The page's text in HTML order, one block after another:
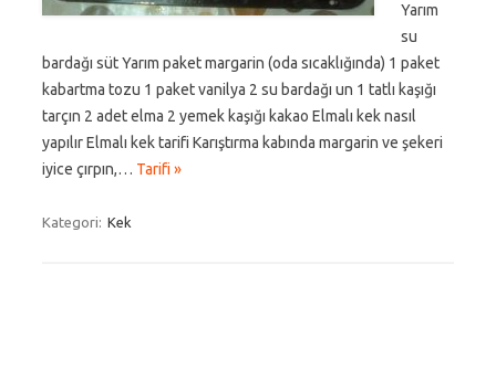
Yarım
su
bardağı süt Yarım paket margarin (oda sıcaklığında) 1 paket
kabartma tozu 1 paket vanilya 2 su bardağı un 1 tatlı kaşığı
tarçın 2 adet elma 2 yemek kaşığı kakao Elmalı kek nasıl
yapılır Elmalı kek tarifi Karıştırma kabında margarin ve şekeri
iyice çırpın,… Tarifi »
Kategori: Kek